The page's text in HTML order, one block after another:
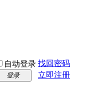
自动登录 找回密码
登录
立即注册